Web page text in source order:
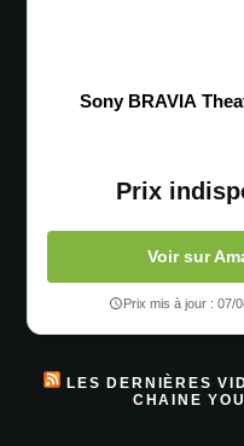
Sony BRAVIA
Prix
Voir sur
Prix mis à jour : 07/
LES DERNIÈRES
CHAINE